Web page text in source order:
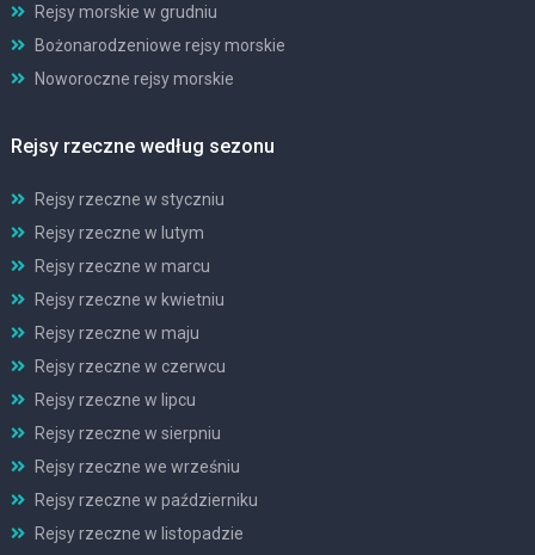
Rejsy morskie w grudniu
Bożonarodzeniowe rejsy morskie
Noworoczne rejsy morskie
Rejsy rzeczne według sezonu
Rejsy rzeczne w styczniu
Rejsy rzeczne w lutym
Rejsy rzeczne w marcu
Rejsy rzeczne w kwietniu
Rejsy rzeczne w maju
Rejsy rzeczne w czerwcu
Rejsy rzeczne w lipcu
Rejsy rzeczne w sierpniu
Rejsy rzeczne we wrześniu
Rejsy rzeczne w październiku
Rejsy rzeczne w listopadzie